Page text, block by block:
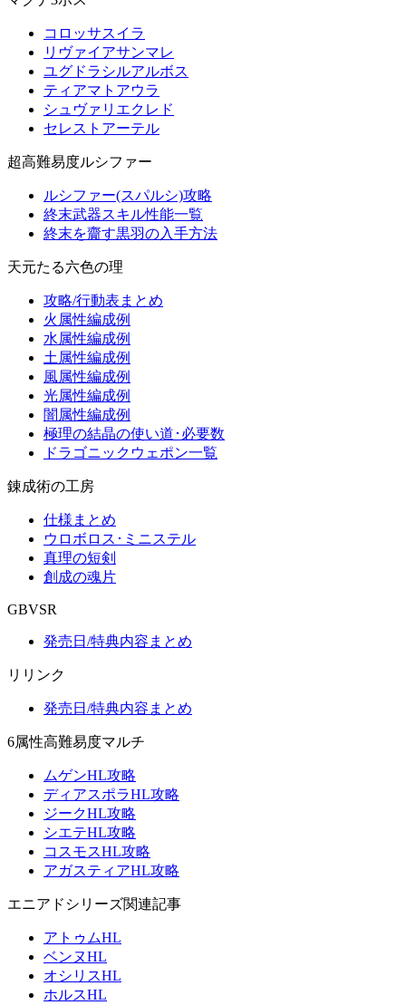
コロッサスイラ
リヴァイアサンマレ
ユグドラシルアルボス
ティアマトアウラ
シュヴァリエクレド
セレストアーテル
超高難易度ルシファー
ルシファー(スパルシ)攻略
終末武器スキル性能一覧
終末を齎す黒羽の入手方法
天元たる六色の理
攻略/行動表まとめ
火属性編成例
水属性編成例
土属性編成例
風属性編成例
光属性編成例
闇属性編成例
極理の結晶の使い道･必要数
ドラゴニックウェポン一覧
錬成術の工房
仕様まとめ
ウロボロス･ミニステル
真理の短剣
創成の魂片
GBVSR
発売日/特典内容まとめ
リリンク
発売日/特典内容まとめ
6属性高難易度マルチ
ムゲンHL攻略
ディアスポラHL攻略
ジークHL攻略
シエテHL攻略
コスモスHL攻略
アガスティアHL攻略
エニアドシリーズ関連記事
アトゥムHL
ベンヌHL
オシリスHL
ホルスHL